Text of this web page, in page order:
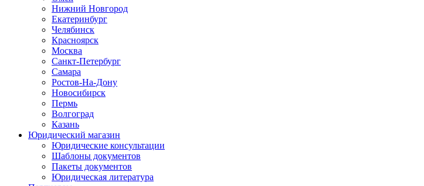
Нижний Новгород
Екатеринбург
Челябинск
Красноярск
Москва
Санкт-Петербург
Самара
Ростов-На-Дону
Новосибирск
Пермь
Волгоград
Казань
Юридический магазин
Юридические консультации
Шаблоны документов
Пакеты документов
Юридическая литература